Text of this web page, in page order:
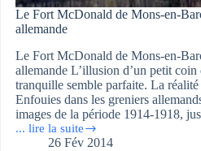
Le Fort McDonald de Mons-en-
allemande
Le Fort McDonald de Mons-en-
allemande L’illusion d’un petit
tranquille semble parfaite. La réalité
Enfouies dans les greniers
images de la période 1914-1918,
... lire la suite
Le
26 Fév 2014